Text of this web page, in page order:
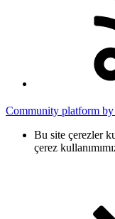
Community platform
Bu site çerezler
çerez